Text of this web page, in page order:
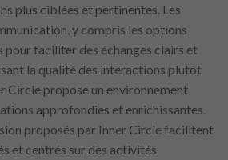
plus ciblées et pertinentes. Les
y compris les options
pour faciliter des échanges clairs et
la qualité des interactions plutôt
Circle propose un environnement
approfondies et enrichissantes.
proposés par Inner Circle facilitent
et centrés sur des activités